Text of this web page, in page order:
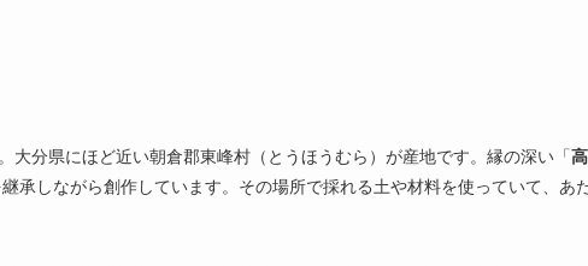
分県にほど近い朝倉郡東峰村（とうほうむら）が産地です。縁の深い「高
承しながら創作しています。その場所で採れる土や材料を使っていて、あ